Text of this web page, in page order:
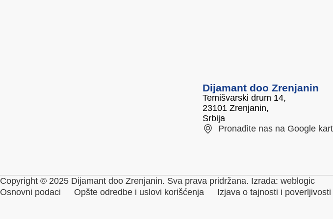
Dijamant doo Zrenjanin
Temišvarski drum 14,
23101 Zrenjanin,
Srbija
Pronađite nas na Google
Copyright © 2025 Dijamant doo Zrenjanin. Sva prava pridržana. Izrada: weblogic
Osnovni podaci
Opšte odredbe i uslovi korišćenja Izjava o tajnosti i